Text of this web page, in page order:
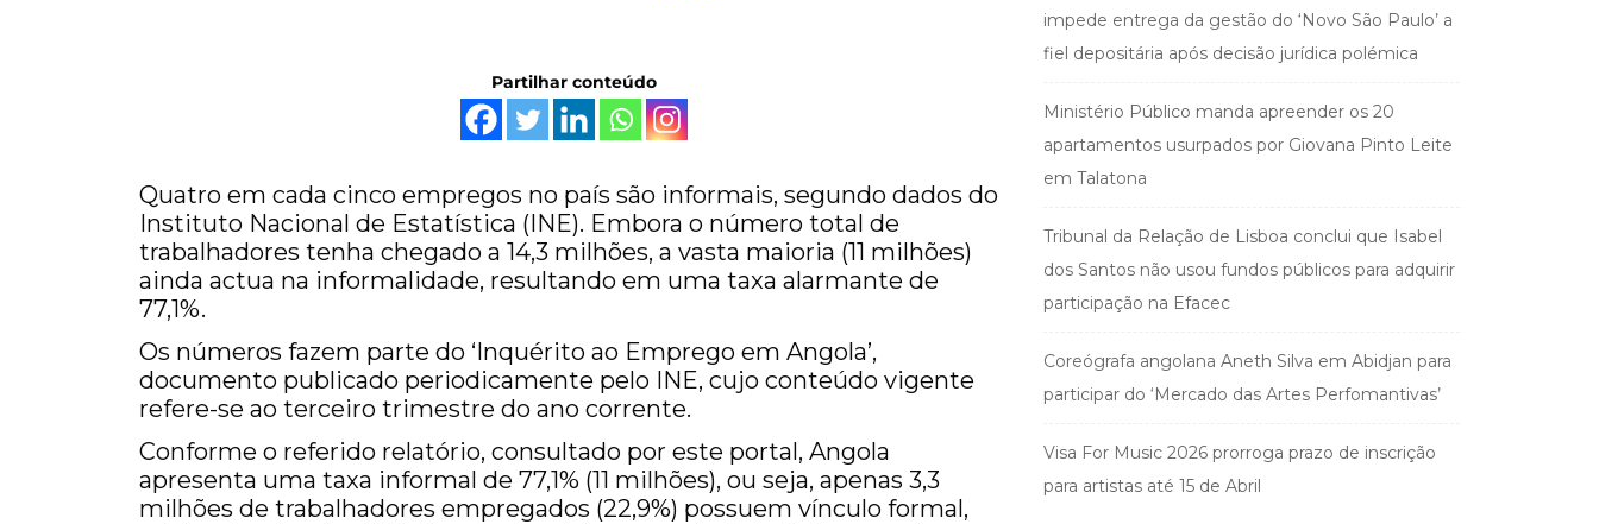
Partilhar conteúdo
Quatro em cada cinco empregos no país são informais, segundo dados do
Instituto Nacional de Estatística (INE). Embora o número total de
trabalhadores tenha chegado a 14,3 milhões, a vasta maioria (11 milhões)
ainda actua na informalidade, resultando em uma taxa alarmante de
77,1%.
Os números fazem parte do ‘Inquérito ao Emprego em Angola’,
documento publicado periodicamente pelo INE, cujo conteúdo vigente
refere-se ao terceiro trimestre do ano corrente.
Conforme o referido relatório, consultado por este portal, Angola
apresenta uma taxa informal de 77,1% (11 milhões), ou seja, apenas 3,3
milhões de trabalhadores empregados (22,9%) possuem vínculo formal,
impede entrega da gestão do ‘Novo São Paulo’ a
fiel depositária após decisão jurídica polémica
Ministério Público manda apreender os 20
apartamentos usurpados por Giovana Pinto Leite
em Talatona
Tribunal da Relação de Lisboa conclui que Isabel
dos Santos não usou fundos públicos para adquirir
participação na Efacec
Coreógrafa angolana Aneth Silva em Abidjan para
participar do ‘Mercado das Artes Perfomantivas’
Visa For Music 2026 prorroga prazo de inscrição
para artistas até 15 de Abril